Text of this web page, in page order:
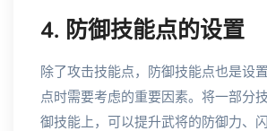
4. 防御技能点的设置
除了攻击技能点，防御技能点也是设
点时需要考虑的重要因素。将一部分
御技能上，可以提升武将的防御力、